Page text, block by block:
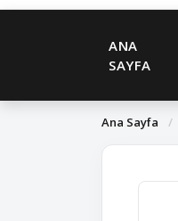
ANA
SAYFA
Ana Sayfa /